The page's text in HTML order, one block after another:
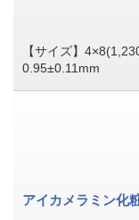
【サイズ】
0.95±0.11mm
アイカメラミン化